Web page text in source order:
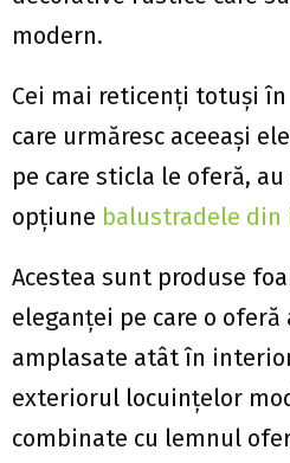
modern.
Cei mai reticenți totuși
care urmăresc aceeași
pe care sticla le oferă, au
opțiune balustradele din
Acestea sunt produse
eleganței pe care o
amplasate atât în
exteriorul locuințelor
combinate cu lemnul